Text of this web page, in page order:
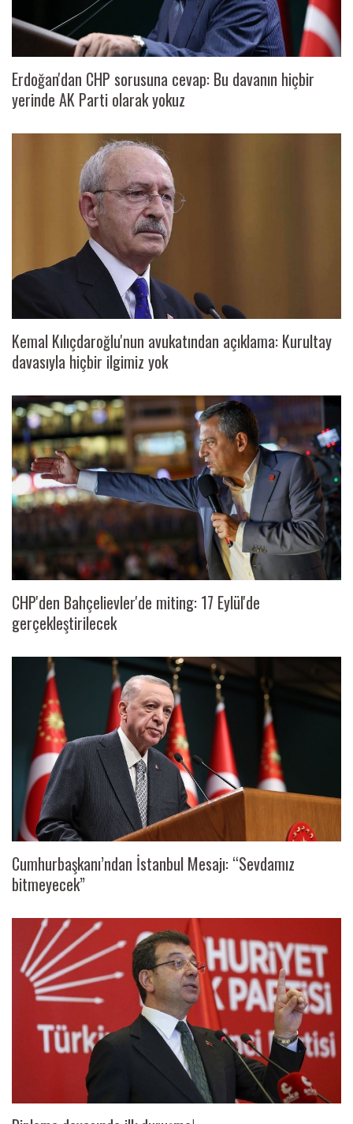
Erdoğan'dan CHP sorusuna cevap: Bu davanın hiçbir
yerinde AK Parti olarak yokuz
Kemal Kılıçdaroğlu'nun avukatından açıklama: Kurultay
davasıyla hiçbir ilgimiz yok
CHP'den Bahçelievler'de miting: 17 Eylül'de
gerçekleştirilecek
Cumhurbaşkanı’ndan İstanbul Mesajı: “Sevdamız
bitmeyecek”